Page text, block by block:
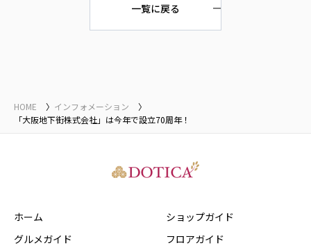
一覧に戻る
HOME
インフォメーション
「大阪地下街株式会社」は今年で設立70周年！
ホーム
グルメガイド
ショップガイド
フロアガイド